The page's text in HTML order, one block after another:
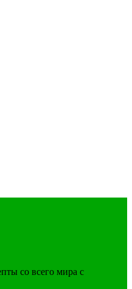
со всего мира с